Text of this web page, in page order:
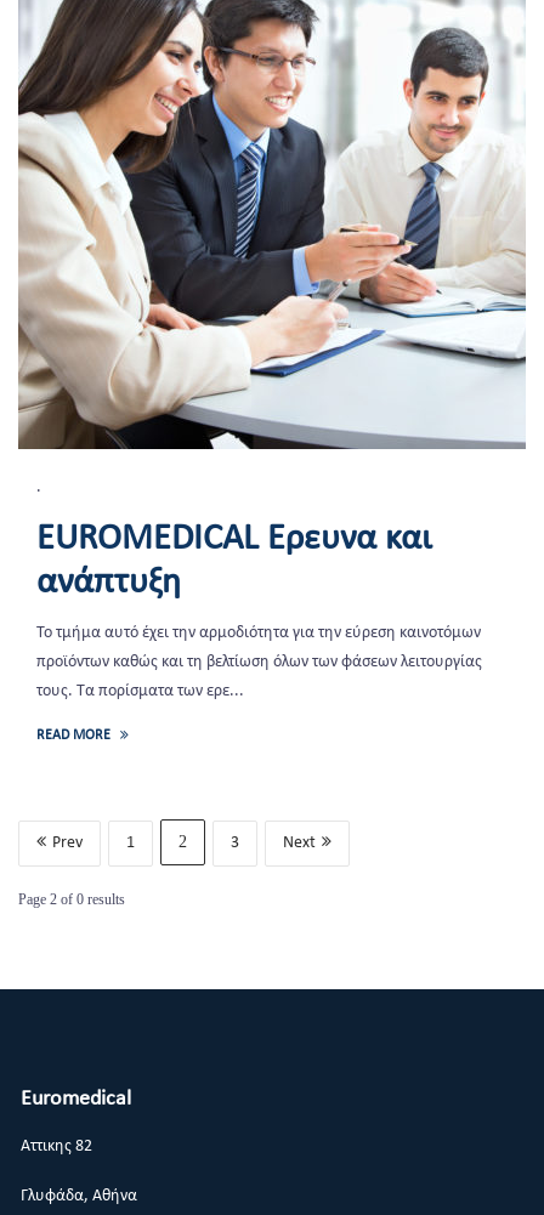
.
EUROMEDICAL Έρευνα και
ανάπτυξη
Το τμήμα αυτό έχει την αρμοδιότητα για την εύρεση καινοτόμων
προϊόντων καθώς και τη βελτίωση όλων των φάσεων λειτουργίας
τους. Τα πορίσματα των ερε...
READ MORE
Prev 1 2 3 Next
Page 2 of 0 results
Euromedical
Αττικης 82
Γλυφάδα, Αθήνα